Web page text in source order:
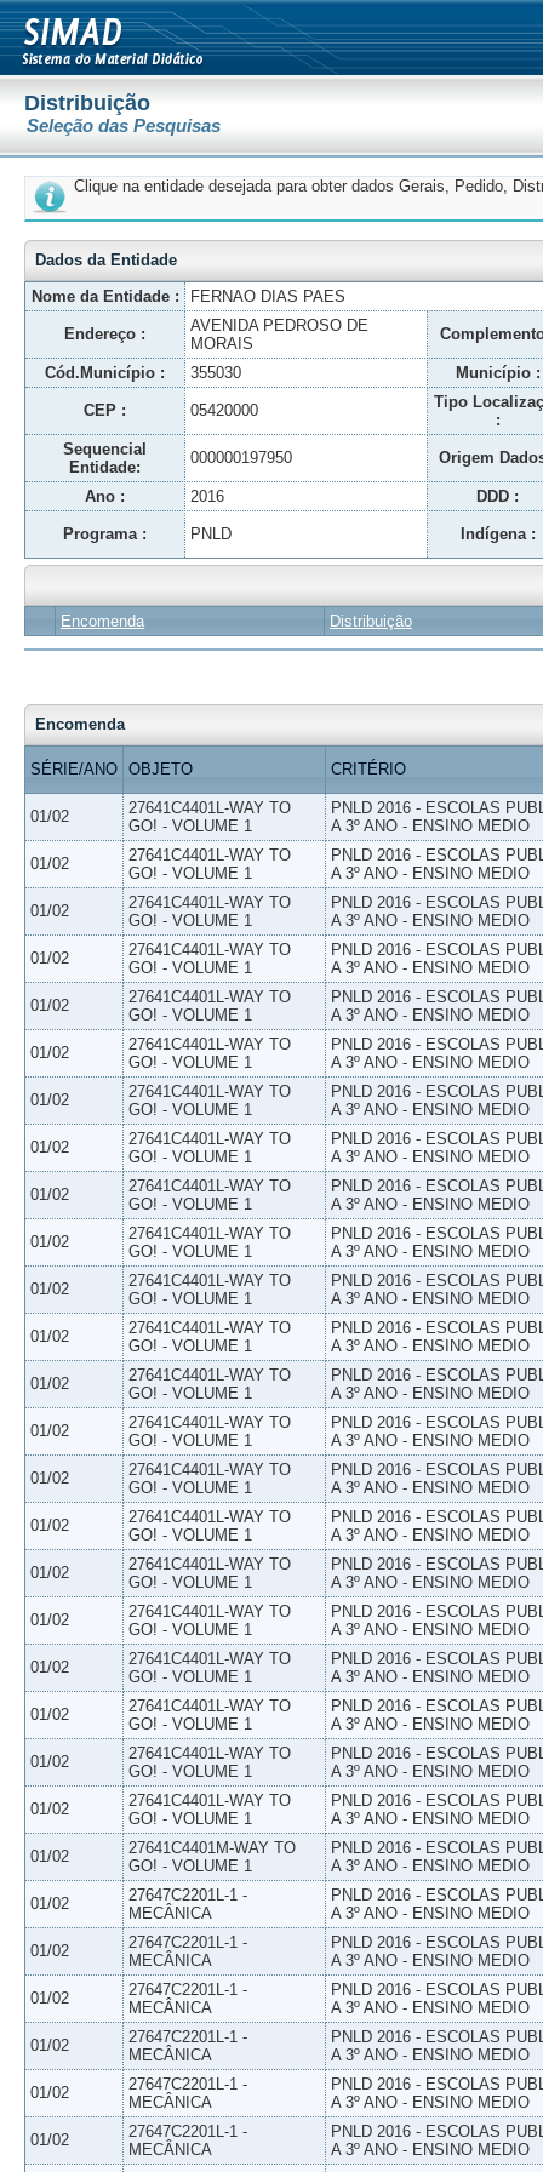
Distribuição
Seleção das Pesquisas
Clique na entidade desejada para obter dados Gerais, Pedido,
Dados da Entidade
Nome da Entidade :
FERNAO DIAS PAES
Endereço :
AVENIDA PEDROSO DE
MORAIS
Cód.Município : 355030 Município :
CEP : 05420000
Tipo
:
Sequencial
Entidade:
000000197950 Origem
Ano : 2016 DDD :
Programa : PNLD Indígena :
Encomenda Distribuição
Encomenda
SÉRIE/ANO OBJETO CRITÉRIO
01/02
27641C4401L-WAY TO
GO! - VOLUME 1
PNLD 2016 - ESCOLAS
A 3º ANO - ENSINO MEDIO
01/02
27641C4401L-WAY TO
GO! - VOLUME 1
PNLD 2016 - ESCOLAS
A 3º ANO - ENSINO MEDIO
01/02
27641C4401L-WAY TO
GO! - VOLUME 1
PNLD 2016 - ESCOLAS
A 3º ANO - ENSINO MEDIO
01/02
27641C4401L-WAY TO
GO! - VOLUME 1
PNLD 2016 - ESCOLAS
A 3º ANO - ENSINO MEDIO
01/02
27641C4401L-WAY TO
GO! - VOLUME 1
PNLD 2016 - ESCOLAS
A 3º ANO - ENSINO MEDIO
01/02
27641C4401L-WAY TO
GO! - VOLUME 1
PNLD 2016 - ESCOLAS
A 3º ANO - ENSINO MEDIO
01/02
27641C4401L-WAY TO
GO! - VOLUME 1
PNLD 2016 - ESCOLAS
A 3º ANO - ENSINO MEDIO
01/02
27641C4401L-WAY TO
GO! - VOLUME 1
PNLD 2016 - ESCOLAS
A 3º ANO - ENSINO MEDIO
01/02
27641C4401L-WAY TO
GO! - VOLUME 1
PNLD 2016 - ESCOLAS
A 3º ANO - ENSINO MEDIO
01/02
27641C4401L-WAY TO
GO! - VOLUME 1
PNLD 2016 - ESCOLAS
A 3º ANO - ENSINO MEDIO
01/02
27641C4401L-WAY TO
GO! - VOLUME 1
PNLD 2016 - ESCOLAS
A 3º ANO - ENSINO MEDIO
01/02
27641C4401L-WAY TO
GO! - VOLUME 1
PNLD 2016 - ESCOLAS
A 3º ANO - ENSINO MEDIO
01/02
27641C4401L-WAY TO
GO! - VOLUME 1
PNLD 2016 - ESCOLAS
A 3º ANO - ENSINO MEDIO
01/02
27641C4401L-WAY TO
GO! - VOLUME 1
PNLD 2016 - ESCOLAS
A 3º ANO - ENSINO MEDIO
01/02
27641C4401L-WAY TO
GO! - VOLUME 1
PNLD 2016 - ESCOLAS
A 3º ANO - ENSINO MEDIO
01/02
27641C4401L-WAY TO
GO! - VOLUME 1
PNLD 2016 - ESCOLAS
A 3º ANO - ENSINO MEDIO
01/02
27641C4401L-WAY TO
GO! - VOLUME 1
PNLD 2016 - ESCOLAS
A 3º ANO - ENSINO MEDIO
01/02
27641C4401L-WAY TO
GO! - VOLUME 1
PNLD 2016 - ESCOLAS
A 3º ANO - ENSINO MEDIO
01/02
27641C4401L-WAY TO
GO! - VOLUME 1
PNLD 2016 - ESCOLAS
A 3º ANO - ENSINO MEDIO
01/02
27641C4401L-WAY TO
GO! - VOLUME 1
PNLD 2016 - ESCOLAS
A 3º ANO - ENSINO MEDIO
01/02
27641C4401L-WAY TO
GO! - VOLUME 1
PNLD 2016 - ESCOLAS
A 3º ANO - ENSINO MEDIO
01/02
27641C4401L-WAY TO
GO! - VOLUME 1
PNLD 2016 - ESCOLAS
A 3º ANO - ENSINO MEDIO
01/02
27641C4401M-WAY TO
GO! - VOLUME 1
PNLD 2016 - ESCOLAS
A 3º ANO - ENSINO MEDIO
01/02
27647C2201L-1 -
MECÂNICA
PNLD 2016 - ESCOLAS
A 3º ANO - ENSINO MEDIO
01/02
27647C2201L-1 -
MECÂNICA
PNLD 2016 - ESCOLAS
A 3º ANO - ENSINO MEDIO
01/02
27647C2201L-1 -
MECÂNICA
PNLD 2016 - ESCOLAS
A 3º ANO - ENSINO MEDIO
01/02
27647C2201L-1 -
MECÂNICA
PNLD 2016 - ESCOLAS
A 3º ANO - ENSINO MEDIO
01/02
27647C2201L-1 -
MECÂNICA
PNLD 2016 - ESCOLAS
A 3º ANO - ENSINO MEDIO
01/02
27647C2201L-1 -
MECÂNICA
PNLD 2016 - ESCOLAS
A 3º ANO - ENSINO MEDIO